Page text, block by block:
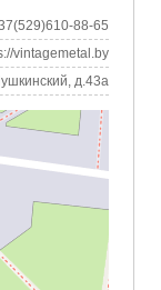
88-65
vintagemetal.by
д.43а